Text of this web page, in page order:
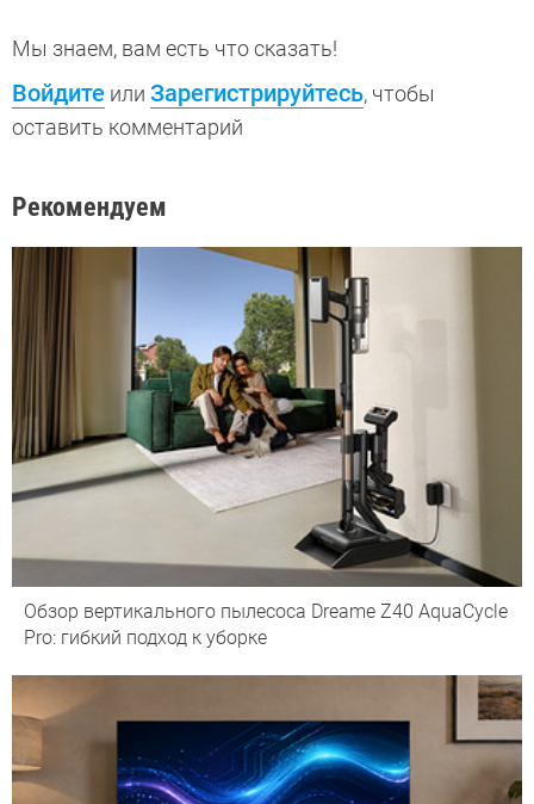
Мы знаем, вам есть что сказать!
Войдите или Зарегистрируйтесь, чтобы
оставить комментарий
Рекомендуем
Обзор вертикального пылесоса Dreame Z40 AquaCycle
Pro: гибкий подход к уборке